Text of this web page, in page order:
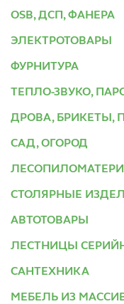
OSB, ДСП, ФАНЕРА
ЭЛЕКТРОТОВАРЫ
ФУРНИТУРА
ТЕПЛО-ЗВУКО,
ДРОВА, БРИКЕТЫ,
САД, ОГОРОД
СТОЛЯРНЫЕ
АВТОТОВАРЫ
ЛЕСТНИЦЫ
САНТЕХНИКА
МЕБЕЛЬ ИЗ